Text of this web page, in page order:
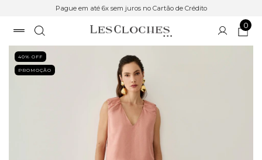
Pague em até 6x sem juros no Cartão de Crédito
0
40% OFF
PROMOÇÃO